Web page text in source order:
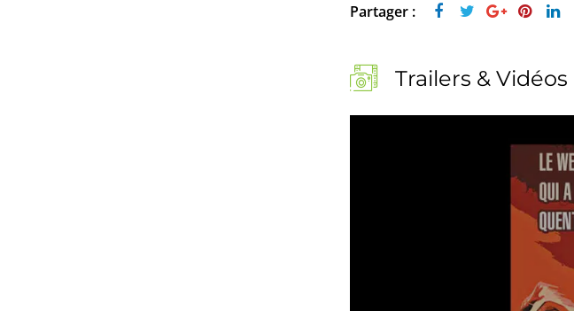
Partager :
Trailers & Vidéos